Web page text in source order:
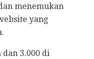
menemukan
yang
3.000 di